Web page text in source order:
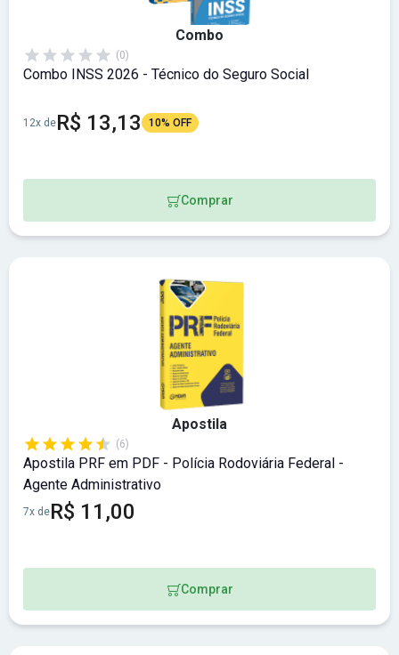
Combo
(0)
Combo INSS 2026 - Técnico do Seguro Social
12x deR$ 13,13 10% OFF
Comprar
Apostila
(6)
Apostila PRF em PDF - Polícia Rodoviária Federal -
Agente Administrativo
7x deR$ 11,00
Comprar